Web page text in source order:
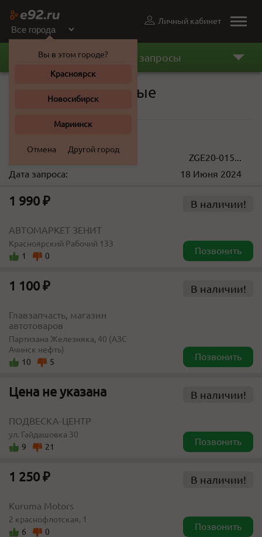
Toggle
Личный кабинет
Вы в этом городе?
Красноярск
Новосибирск
Мариинск
Отмена Другой город
Последние запросы
Колодки тормозные
Toyota Wish 2013 г.
ZGE20-015...
Дата запроса:
18 Июня 2024
1 990 ₽ В наличии!
АВТОМАРКЕТ ЗЕНИТ
Красноярский Рабочий 133
1
0 Позвонить
1 100 ₽ В наличии!
Главзапчасть, магазин
автотоваров
Партизана Железняка, 40 (АЗС
Ачинск нефть)
10
5 Позвонить
Цена не указана В наличии!
ПОДВЕСКА-ЦЕНТР
ул. Гайдашовка 30
9
21 Позвонить
1 250 ₽ В наличии!
Kuruma Motors
2 краснофлотская, 1
6
0 Позвонить